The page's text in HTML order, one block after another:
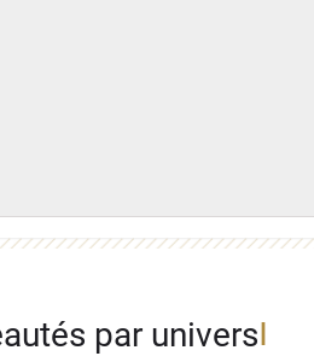
par univers